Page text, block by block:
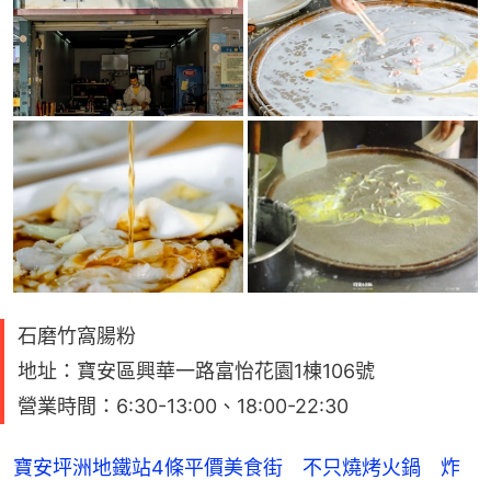
石磨竹窩腸粉
地址：寶安區興華一路富怡花園1棟106號
營業時間：6:30-13:00、18:00-22:30
寶安坪洲地鐵站4條平價美食街 不只燒烤火鍋 炸